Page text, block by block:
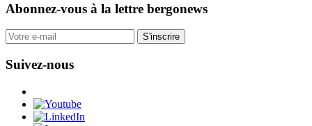
Abonnez-vous à la lettre bergonews
S'inscrire
Suivez-nous